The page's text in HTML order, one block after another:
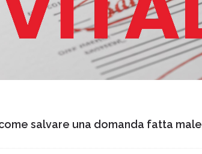
salvare una domanda fatta male